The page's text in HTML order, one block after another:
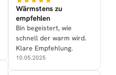
Wärmstens zu
empfehlen
Bin begeistert, wie
schnell der warm wird.
Klare Empfehlung.
10.05.2025